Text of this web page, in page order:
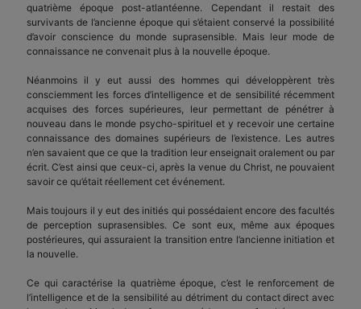
quatrième époque post-atlantéenne. Cependant il restait des
survivants de l’ancienne époque qui s’étaient conservé la possibilité
d’avoir conscience du monde suprasensible. Mais leur mode de
connaissance ne convenait plus à la nouvelle époque.
Néanmoins il y eut aussi des hommes qui développèrent très
consciemment les forces d’intelligence et de sensibilité récemment
acquises des forces supérieures, leur permettant de pénétrer à
nouveau dans le monde psycho-spirituel et y recevoir une certaine
connaissance des domaines supérieurs de l’existence. Les autres
n’en savaient que ce que la tradition leur enseignait oralement ou par
écrit. C’est ainsi que ceux-ci, après la venue du Christ, ne pouvaient
savoir ce qu’était réellement cet événement.
Mais toujours il y eut des initiés qui possédaient encore des facultés
de perception suprasensibles. Ce sont eux, même aux époques
postérieures, qui assuraient la transition entre l’ancienne initiation et
la nouvelle.
Ce qui caractérise la quatrième époque, c’est le renforcement de
l’intelligence et de la sensibilité au détriment du contact direct avec